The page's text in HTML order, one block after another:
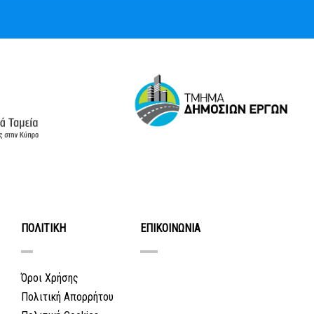
ΠΟΛΙΤΙΚΗ
Όροι Χρήσης
Πολιτική Απορρήτου
ΕΠΙΚΟΙΝΩΝΙΑ